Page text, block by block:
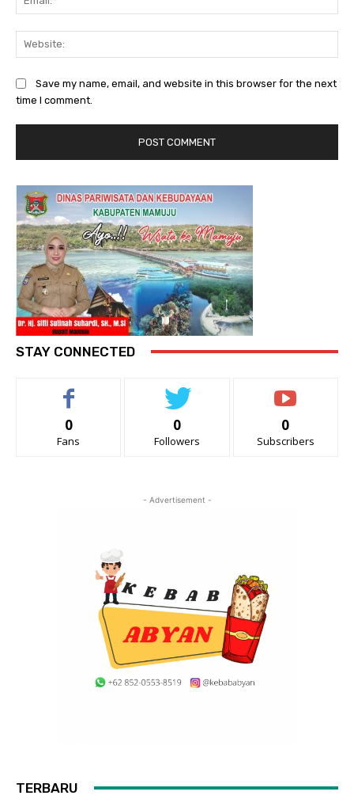
Save my name, email, and website in this browser for the next
time I comment.
STAY CONNECTED
0
Fans
0
Followers
0
Subscribers
- Advertisement -
TERBARU